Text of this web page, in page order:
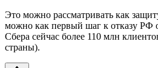
Это можно рассматривать как
можно как первый шаг к отказу РФ
Сбера сейчас более 110 млн
страны).